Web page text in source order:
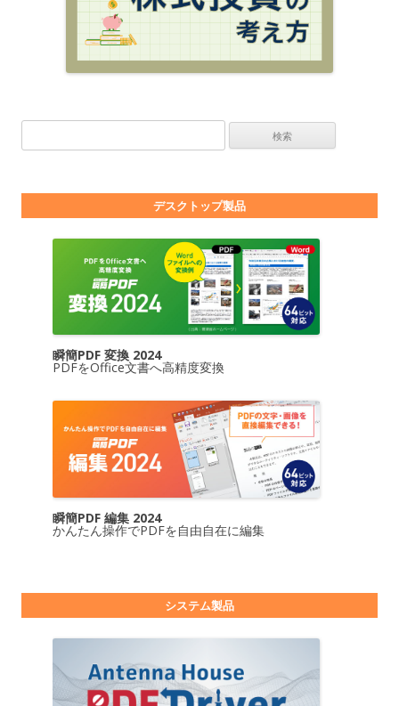
デスクトップ製品
瞬簡PDF 変換 2024
PDFをOffice文書へ高精度変換
瞬簡PDF 編集 2024
かんたん操作でPDFを自由自在に編集
システム製品